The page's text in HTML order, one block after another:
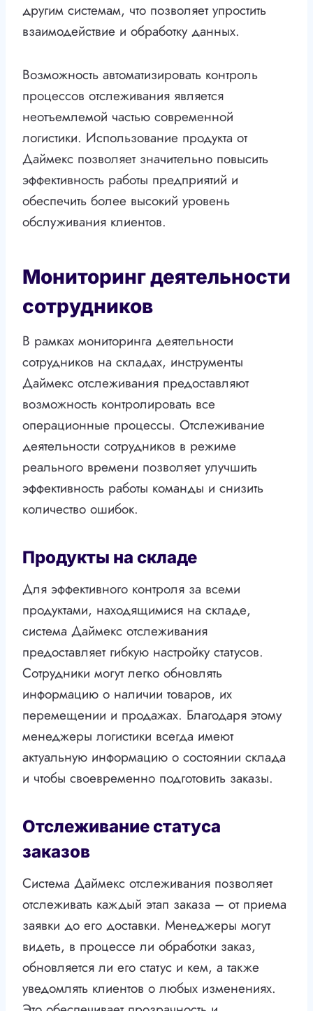
другим системам, что позволяет упростить
взаимодействие и обработку данных.
Возможность автоматизировать контроль
процессов отслеживания является
неотъемлемой частью современной
логистики. Использование продукта от
Даймекс позволяет значительно повысить
эффективность работы предприятий и
обеспечить более высокий уровень
обслуживания клиентов.
Мониторинг деятельности
сотрудников
В рамках мониторинга деятельности
сотрудников на складах, инструменты
Даймекс отслеживания предоставляют
возможность контролировать все
операционные процессы. Отслеживание
деятельности сотрудников в режиме
реального времени позволяет улучшить
эффективность работы команды и снизить
количество ошибок.
Продукты на складе
Для эффективного контроля за всеми
продуктами, находящимися на складе,
система Даймекс отслеживания
предоставляет гибкую настройку статусов.
Сотрудники могут легко обновлять
информацию о наличии товаров, их
перемещении и продажах. Благодаря этому
менеджеры логистики всегда имеют
актуальную информацию о состоянии склада
и чтобы своевременно подготовить заказы.
Отслеживание статуса
заказов
Система Даймекс отслеживания позволяет
отслеживать каждый этап заказа – от приема
заявки до его доставки. Менеджеры могут
видеть, в процессе ли обработки заказ,
обновляется ли его статус и кем, а также
уведомлять клиентов о любых изменениях.